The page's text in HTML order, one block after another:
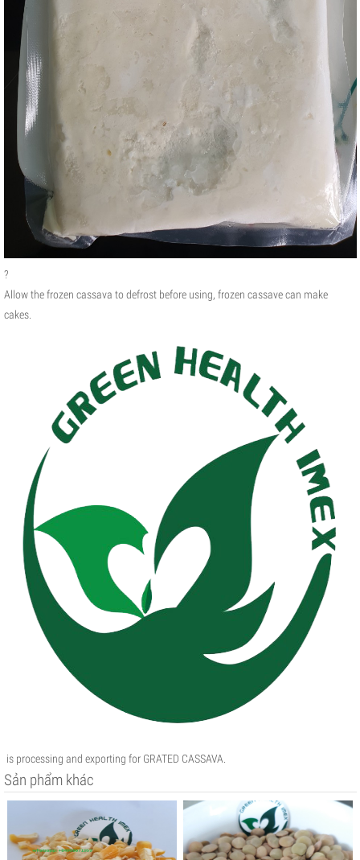
?
Allow the frozen cassava to defrost before using, frozen cassave can make
cakes.
is processing and exporting for GRATED CASSAVA.
Sản phẩm khác